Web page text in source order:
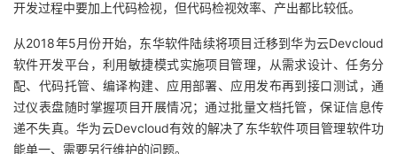
证
实
验
的
收
持
建
议
开发过程中要加上代码检视，但代码检视效率、产出都比较低。
从2018年5月份开始，东华软件陆续将项目迁移到华为云Devcloud
软件开发平台，利用敏捷模式实施项目管理，从需求设计、任务分
配、代码托管、编译构建、应用部署、应用发布再到接口测试，通
过仪表盘随时掌握项目开展情况；通过批量文档托管，保证信息传
递不失真。华为云Devcloud有效的解决了东华软件项目管理软件功
能单一、需要另行维护的问题。